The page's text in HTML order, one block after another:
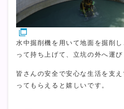
水中掘削機を用いて地面を掘削
って持ち上げて、立坑の外へ運び
皆さんの安全で安心な生活を支
ってもらえると嬉しいです。